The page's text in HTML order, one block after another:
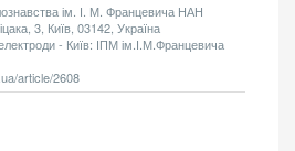
ім. І. М. Францевича НАН
3, Київ, 03142, Україна
- Київ: ІПМ ім.І.М.Францевича
article/2608